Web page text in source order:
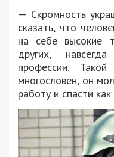
— Скромность
сказать, что
на себе высокие
других,
профессии.
многословен, он
работу и спасти